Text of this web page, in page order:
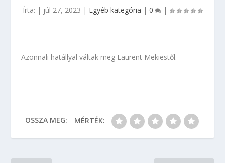
Írta: | júl 27, 2023 | Egyéb kategória | 0 |
Azonnali hatállyal váltak meg Laurent Mekiestől.
OSSZA MEG: MÉRTÉK: